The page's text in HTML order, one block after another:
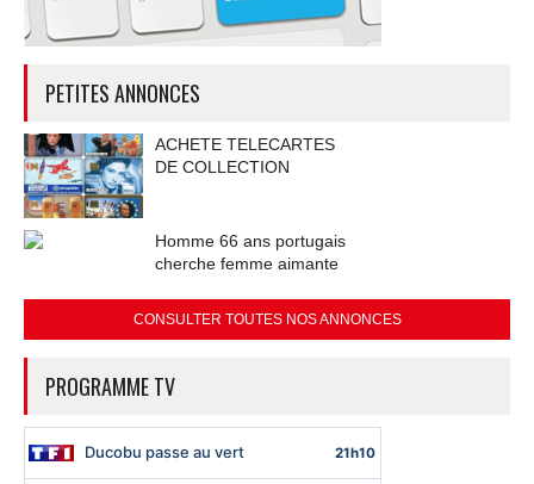
PETITES ANNONCES
ACHETE TELECARTES
DE COLLECTION
Homme 66 ans portugais
cherche femme aimante
CONSULTER TOUTES NOS ANNONCES
PROGRAMME TV